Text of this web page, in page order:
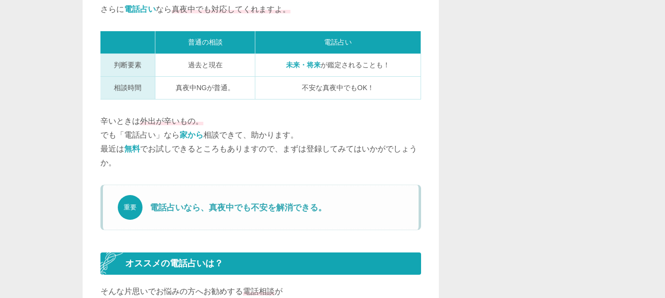
さらに電話占いなら真夜中でも対応してくれますよ。
普通の相談 電話占い
判断要素 過去と現在 未来・将来が鑑定されることも！
相談時間 真夜中NGが普通。 不安な真夜中でもOK！
辛いときは外出が辛いもの。
でも「電話占い」なら家から相談できて、助かります。
最近は無料でお試しできるところもありますので、まずは登録してみてはいかがでしょう
か。
重要 電話占いなら、真夜中でも不安を解消できる。
オススメの電話占いは？
そんな片思いでお悩みの方へお勧めする電話相談が